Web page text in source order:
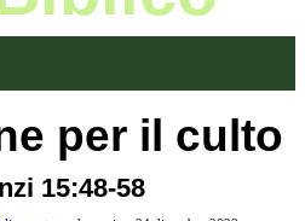
per il culto
15:48-58